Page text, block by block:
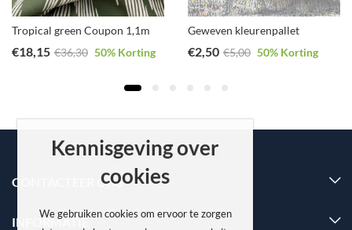
Tropical green Coupon 1,1m
€18,15 €36,30 50% Korting
Geweven kleurenpallet
€2,50 €5,00 50% Korting
CONTACTEER ONS
INFORMATIE
Kennisgeving over
cookies
We gebruiken cookies om ervoor te zorgen